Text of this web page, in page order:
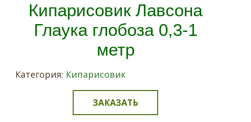
Кипарисовик Лавсона
Глаука глобоза 0,3-1
метр
Категория: Кипарисовик
ЗАКАЗАТЬ